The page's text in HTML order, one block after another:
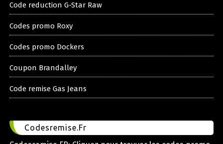
Code reduction G-Star Raw
Codes promo Roxy
Codes promo Dockers
Coupon Brandalley
Code remise Gas Jeans
Codesremise.Fr